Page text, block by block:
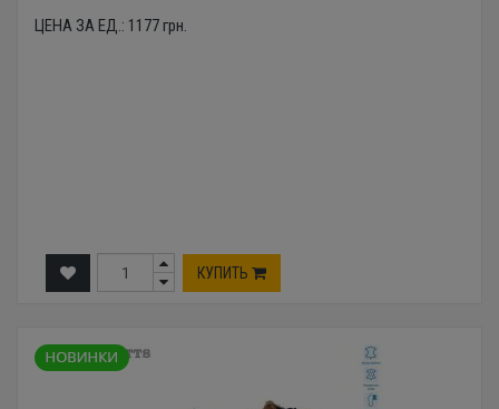
ЦЕНА ЗА ЕД.: 1177грн.
КУПИТЬ